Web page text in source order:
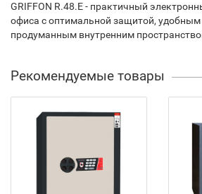
GRIFFON R.48.E - практичный
офиса с оптимальной защитой, удобным
продуманным внутренним
Рекомендуемые товары